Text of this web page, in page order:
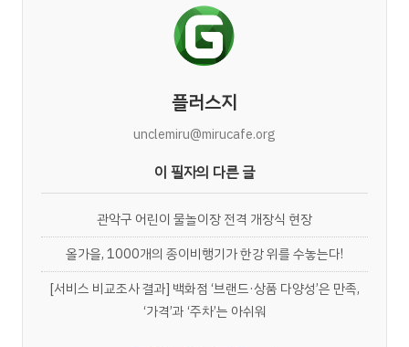
플러스지
unclemiru@mirucafe.org
이 필자의 다른 글
관악구 어린이 물놀이장 전격 개장식 현장
올가을, 1000개의 종이비행기가 한강 위를 수놓는다!
[서비스 비교조사 결과] 백화점 ‘브랜드·상품 다양성’은 만족,
‘가격’과 ‘주차’는 아쉬워